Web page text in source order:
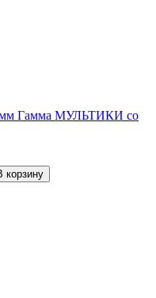
Гамма МУЛЬТИКИ со
корзину